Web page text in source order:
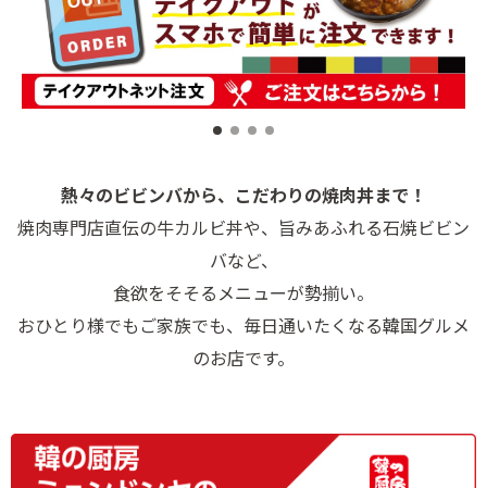
熱々のビビンバから、こだわりの焼肉丼まで！
焼肉専門店直伝の牛カルビ丼や、旨みあふれる石焼ビビン
バなど、
食欲をそそるメニューが勢揃い。
おひとり様でもご家族でも、毎日通いたくなる韓国グルメ
のお店です。